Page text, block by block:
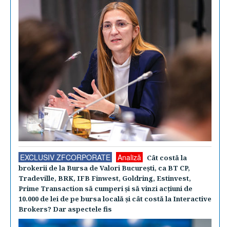
EXCLUSIV ZFCORPORATE Analiză
Cât costă la
brokerii de la Bursa de Valori Bucureşti, ca BT CP,
Tradeville, BRK, IFB Finwest, Goldring, Estinvest,
Prime Transaction să cumperi şi să vinzi acţiuni de
10.000 de lei de pe bursa locală şi cât costă la Interactive
Brokers? Dar aspectele fis